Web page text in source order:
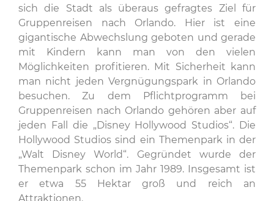
sich die Stadt als überaus gefragtes Ziel für
Gruppenreisen nach Orlando. Hier ist eine
gigantische Abwechslung geboten und gerade
mit Kindern kann man von den vielen
Möglichkeiten profitieren. Mit Sicherheit kann
man nicht jeden Vergnügungspark in Orlando
besuchen. Zu dem Pflichtprogramm bei
Gruppenreisen nach Orlando gehören aber auf
jeden Fall die „Disney Hollywood Studios“. Die
Hollywood Studios sind ein Themenpark in der
„Walt Disney World“. Gegründet wurde der
Themenpark schon im Jahr 1989. Insgesamt ist
er etwa 55 Hektar groß und reich an
Attraktionen.